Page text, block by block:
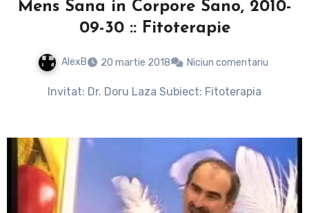
Mens Sana in Corpore Sano, 2010-
09-30 :: Fitoterapie
AlexB 20 martie 2018 Niciun comentariu
Invitat: Dr. Doru Laza Subiect: Fitoterapia